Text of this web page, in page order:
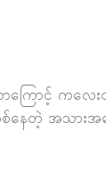
တာကြောင့်
နေတဲ့ အသား